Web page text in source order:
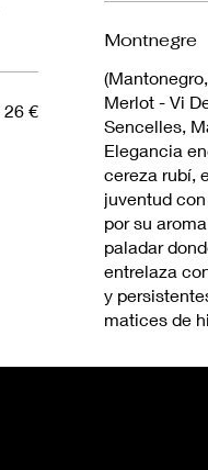
26 €
Montnegre
Merlot - Vi
Sencelles,
Elegancia
cereza rubí,
juventud
por su
paladar
entrelaza
y
matices de